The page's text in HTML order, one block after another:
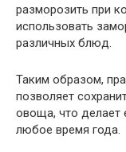
разморозить при
использовать
различных блюд.
Таким образом,
позволяет
овоща, что делает
любое время года.